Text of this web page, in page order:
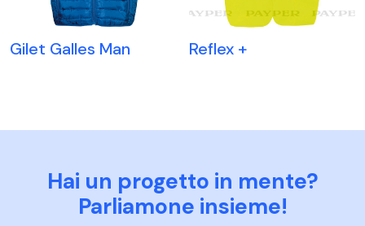
Gilet Galles Man Reflex +
Hai un progetto in mente?
Parliamone insieme!